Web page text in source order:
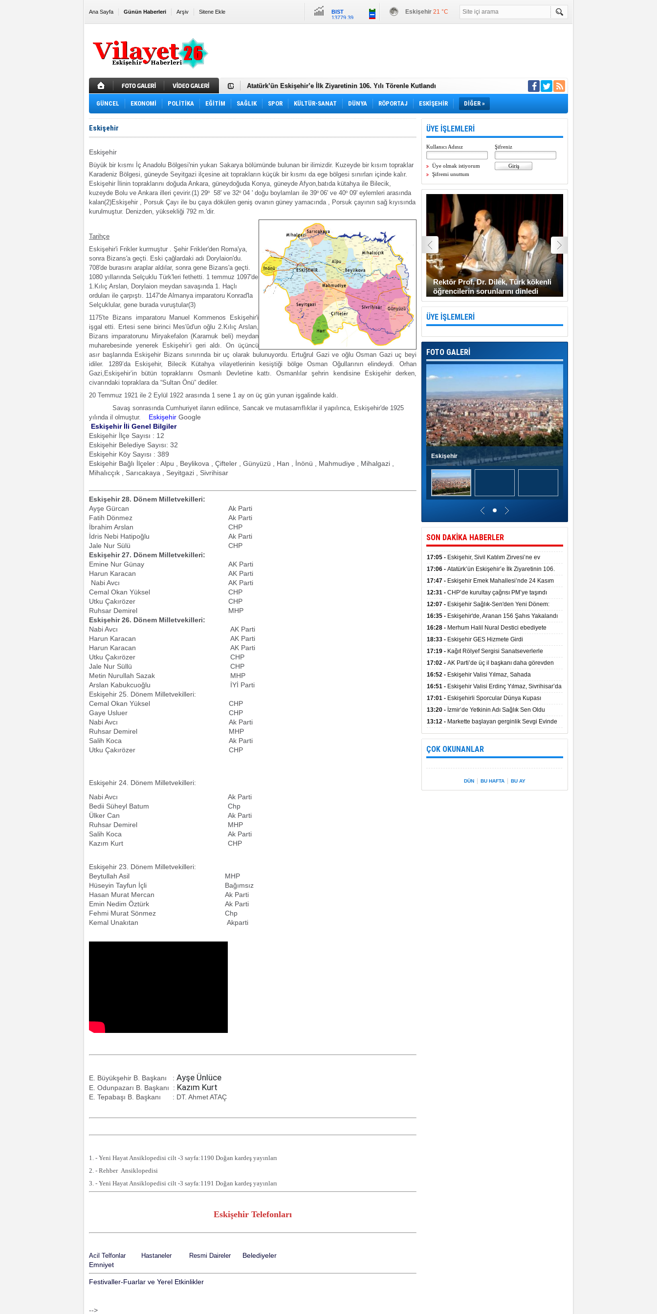
Ana Sayfa Günün Haberleri Arşiv Sitene Ekle
BIST
13779.39
Altın6659.71
Eskişehir 21 °C
Ankara23 °C
Atatürk’ün Eskişehir’e İlk Ziyaretinin 106. Yılı Törenle Kutlandı
Eskişehir Emek Mahallesi’nde 24 Kasım İlkokulu törenle hizmete girdi
CHP’de kurultay çağrısı PM’ye taşındı
Eskişehir Sağlık-Sen'den Yeni Dönem: Mazbata Teslim Alındı
Eskişehir'de, Aranan 156 Şahıs Yakalandı
Eskişehir GES Hizmete Girdi
Eskişehir Valisi Yılmaz, Sahada İncelemelerde Bulundu
Eskişehir Valisi Erdinç Yılmaz, Sivrihisar’da
Eskişehirli Sporcular Dünya Kupası Başarılarını Vali Yılmaz’la Paylaştı
İzmir’de Yetkinin Adı Sağlık Sen Oldu
Markette başlayan gerginlik Sevgi Evinde yara sardı.
GÜNCEL EKONOMİ POLİTİKA EĞİTİM SAĞLIK SPOR KÜLTÜR-SANAT DÜNYA RÖPORTAJ ESKİŞEHİR DİĞER »
Eskişehir
Eskişehir
Büyük bir kısmı İç Anadolu Bölgesi'nin yukarı Sakarya bölümünde bulunan bir ilimizdir. Kuzeyde bir kısım topraklar
Karadeniz Bölgesi, güneyde Seyitgazi ilçesine ait toprakların küçük bir kısmı da ege bölgesi sınırları içinde kalır.
Eskişehir
linin topraklarını doğuda Ankara, güneydoğuda Konya, güneyde Afyon,batıda kütahya ile Bilecik,
kuzeyde Bolu ve Ankara illeri çevirir. (1) 29º 58' ve 32º 04 ' doğu boylamları ile 39º 06' ve 40º 09' eylemleri arasında
kalan(2)Eskişehir , Porsuk Çayı ile bu çaya dökülen geniş ovanın güney yamacında , Porsuk çayının sağ kıyısında
kurulmuştur. Denizden, yüksekliği 792 m.'dir.
Tarihçe
Eskişehir'i Frikler kurmuştur . Şehir Frikler'den Roma'ya,
sonra Bizans'a geçti. Eski çağ lardaki adı Dorylaion'du.
708'de burasını araplar aldılar, sonra gene Bizans'a geçti.
1080 yıllarında Selçuklu Türk'leri fethetti. 1 temmuz 1097'de
1.Kılıç Arslan, Dorylaion meydan savaşında 1. Haçlı
orduları ile çarpıştı. 1147'de Almanya imparatoru Konrad'la
Selçuklular, gene burada vuruştular(3)
1175'te Bizans imparatoru Manuel Kommenos Eskişehir'i
işgal etti. Ertesi sene birinci Mes'ûd'un oğ lu 2.Kılıç Arslan,
Bizans imparatorunu Miryakefalon (Karamuk beli) meydan
muharebesinde yenerek Eskişehir’i geri aldı. On üçüncü
asır başlarında Eskişehir Bizans sınırında bir uç olarak bulunuyordu. Ertuğrul Gazi ve oğlu Osman Gazi uç beyi
idiler. 1289’da Eskişehir, Bilecik Kütahya vilayetlerinin kesiştiği bölge Osman Oğullarının elindeydi. Orhan
Gazi,Eskişehir’in bütün topraklarını Osmanlı Devletine kattı. Osmanlılar şehrin kendisine Eskişehir derken,
civarındaki topraklara da “Sultan Önü” dediler.
20 Temmuz 1921 ile 2 Eylül 1922 arasında 1 sene 1 ay on üç gün yunan işgalinde kaldı.
Savaş sonrasında Cumhuriyet ilanın edilince, Sancak ve mutasarrıflıklar il yapılınca, Eskişehir'de 1925
yılında il olmuştur.
Eskişehir Google
Eskişehir İli Genel Bilgiler
Eskişehir İlçe Sayısı : 12
Eskişehir Belediye Sayısı: 32
Eskişehir Köy Sayısı : 389
Eskişehir Bağlı İlçeler : Alpu , Beylikova , Çifteler , Günyüzü , Han , İnönü , Mahmudiye , Mihalgazi ,
Mihalıcçık , Sarıcakaya , Seyitgazi , Sivrihisar
Eskişehir 28. Dönem Milletvekilleri:
Ayşe Gürcan
Ak Parti
Fatih Dönmez
Ak Parti
İbrahim Arslan
CHP
İdris Nebi Hatipoğlu
Ak Parti
Jale Nur Sülü
CHP
Eskişehir 27. Dönem Milletvekilleri:
Emine Nur Günay
AK Parti
Harun Karacan
AK Parti
Nabi Avcı
AK Parti
Cemal Okan Yüksel
CHP
Utku Çakırözer
CHP
Ruhsar Demirel
MHP
Eskişehir 26. Dönem Milletvekilleri:
Nabi Avcı
AK Parti
Harun Karacan
AK Parti
Harun Karacan
AK Parti
Utku Çakırözer
CHP
Jale Nur Süllü
CHP
Metin Nurullah Sazak
MHP
Arslan Kabukcuoğlu
İYİ Parti
Eskişehir 25. Dönem Milletvekilleri:
Cemal Okan Yüksel
CHP
Gaye Usluer
CHP
Nabi Avcı
Ak Parti
Ruhsar Demirel
MHP
Salih Koca
Ak Parti
Utku Çakırözer
CHP
Eskişehir 24. Dönem Milletvekilleri:
Nabi Avcı
Ak Parti
Bedii Süheyl Batum
Chp
Ülker Can
Ak Parti
Ruhsar Demirel
MHP
Salih Koca
Ak Parti
Kazım Kurt
CHP
Eskişehir 23. Dönem Milletvekilleri:
Beytullah Asil
MHP
Hüseyin Tayfun İçli
Bağımsız
Hasan Murat Mercan
Ak Parti
Emin Nedim Öztürk
Ak Parti
Fehmi Murat Sönmez
Chp
Kemal Unakıtan
Akparti
E. Büyükşehir B. Başkanı : Ayşe Ünlüce
E. Odunpazarı B. Başkanı : Kazım Kurt
E. Tepabaşı B. Başkanı : DT. Ahmet ATAÇ
1. - Yeni Hayat Ansiklopedisi cilt -3 sayfa:1190 Doğan kardeş yayınları
2. - Rehber Ansiklopedisi
3. - Yeni Hayat Ansiklopedisi cilt -3 sayfa:1191 Doğan kardeş yayınları
Eskişehir Telefonları
Acil Telfonlar Hastaneler Resmi Daireler
Belediyeler
Emniyet
Festivaller-Fuarlar ve Yerel Etkinlikler
-->
ÜYE İŞLEMLERİ
Kullanıcı Adınız Şifreniz
Üye olmak istiyorum
Şifremi unuttum
Rektör Prof. Dr. Dilek, Türk kökenli
öğrencilerin sorunlarını dinledi
ÜYE İŞLEMLERİ
FOTO GALERİ
Eskişehir
SON DAKİKA HABERLER
17:05 - Eskişehir, Sivil Katılım Zirvesi’ne ev
sahipliği yaptı.
17:06 - Atatürk’ün Eskişehir’e İlk Ziyaretinin 106.
Yılı Törenle Kutlandı
17:47 - Eskişehir Emek Mahallesi’nde 24 Kasım
İlkokulu törenle hizmete girdi
12:31 - CHP’de kurultay çağrısı PM’ye taşındı
12:07 - Eskişehir Sağlık-Sen'den Yeni Dönem:
Mazbata Teslim Alındı
16:35 - Eskişehir'de, Aranan 156 Şahıs Yakalandı
16:28 - Merhum Halil Nural Destici ebediyete
uğurlandı
18:33 - Eskişehir GES Hizmete Girdi
17:19 - Kağıt Rölyef Sergisi Sanatseverlerle
Buluştu
17:02 - AK Parti’de üç il başkanı daha görevden
alındı
16:52 - Eskişehir Valisi Yılmaz, Sahada
İncelemelerde Bulundu
16:51 - Eskişehir Valisi Erdinç Yılmaz, Sivrihisar’da
17:01 - Eskişehirli Sporcular Dünya Kupası
Başarılarını Vali Yılmaz’la Paylaştı
13:20 - İzmir’de Yetkinin Adı Sağlık Sen Oldu
13:12 - Markette başlayan gerginlik Sevgi Evinde
yara sardı.
ÇOK OKUNANLAR
DÜN BU HAFTA BU AY